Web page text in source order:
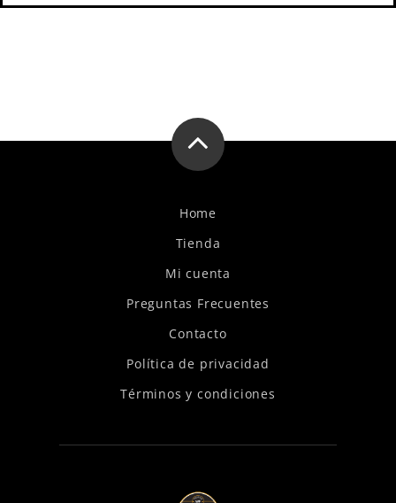
Home
Tienda
Mi cuenta
Preguntas Frecuentes
Contacto
Política de privacidad
Términos y condiciones